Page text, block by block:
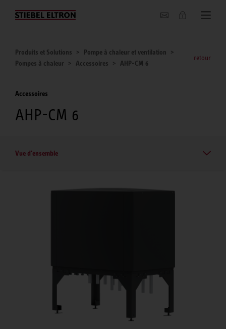
Entreprise
Produits et Solutions
Pompe à chaleur et ventilation
Pompes à chaleur
Accessoires AHP-CM 6
retour
Accessoires
AHP-CM 6
Vue d'ensemble